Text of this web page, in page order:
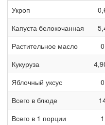
Укроп
Капуста белокочанная
Растительное масло
0
Кукуруза
Яблочный уксус
0
Всего в блюде
Всего в 1 порции
1